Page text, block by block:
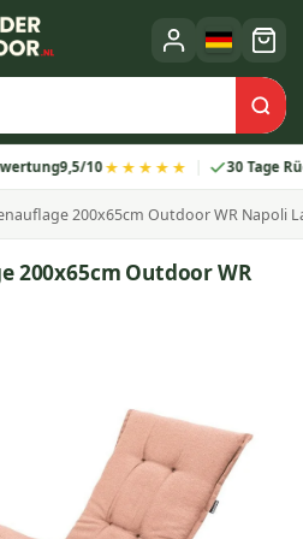
9,5/10★★★★★ 30 Tage
200x65cm Outdoor WR Napoli
200x65cm Outdoor WR